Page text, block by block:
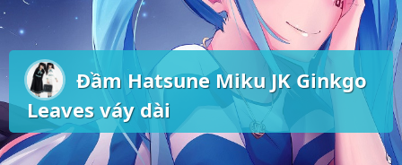
Đầm Hatsune Miku JK Ginkgo
Leaves váy dài